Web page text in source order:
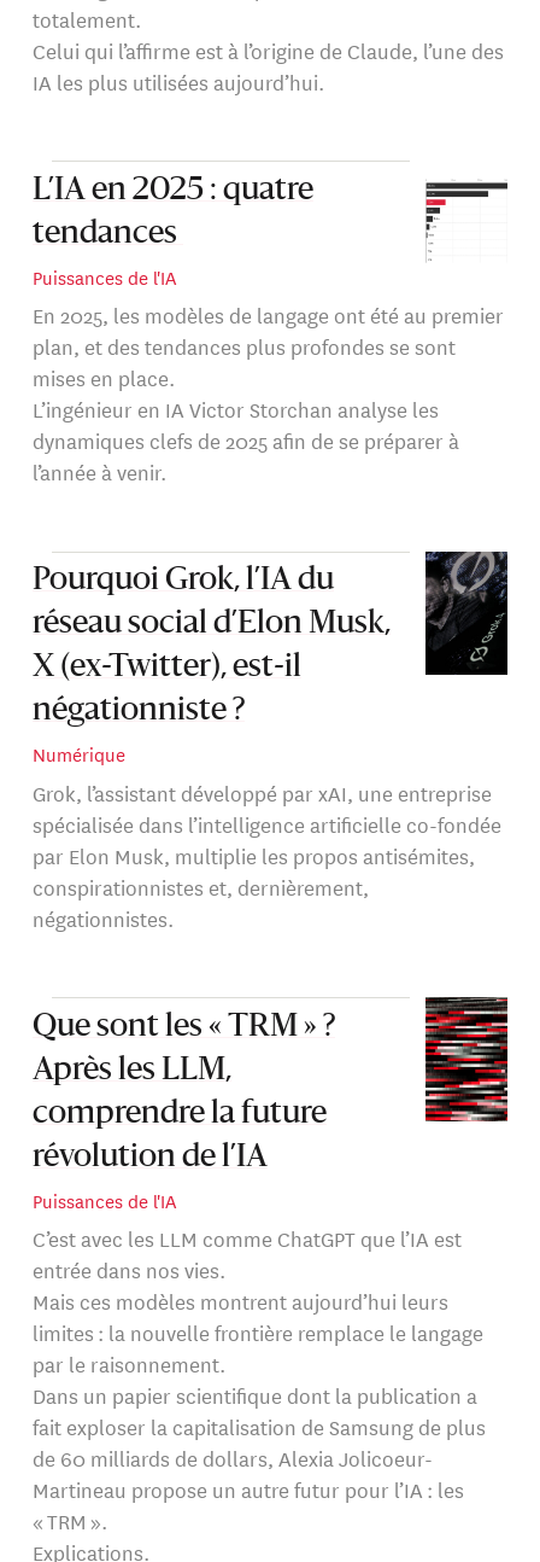
totalement.
Celui qui l’affirme est à l’origine de Claude, l’une des
IA les plus utilisées aujourd’hui.
L’IA en 2025 : quatre
tendances
Puissances de l'IA
En 2025, les modèles de langage ont été au premier
plan, et des tendances plus profondes se sont
mises en place.
L’ingénieur en IA Victor Storchan analyse les
dynamiques clefs de 2025 afin de se préparer à
l’année à venir.
Pourquoi Grok, l’IA du
réseau social d’Elon Musk,
X (ex-Twitter), est-il
négationniste ?
Numérique
Grok, l’assistant développé par xAI, une entreprise
spécialisée dans l’intelligence artificielle co-fondée
par Elon Musk, multiplie les propos antisémites,
conspirationnistes et, dernièrement,
négationnistes.
Que sont les « TRM » ?
Après les LLM,
comprendre la future
révolution de l’IA
Puissances de l'IA
C’est avec les LLM comme ChatGPT que l’IA est
entrée dans nos vies.
Mais ces modèles montrent aujourd’hui leurs
limites : la nouvelle frontière remplace le langage
par le raisonnement.
Dans un papier scientifique dont la publication a
fait exploser la capitalisation de Samsung de plus
de 60 milliards de dollars, Alexia Jolicoeur-
Martineau propose un autre futur pour l’IA : les
« TRM ».
Explications.